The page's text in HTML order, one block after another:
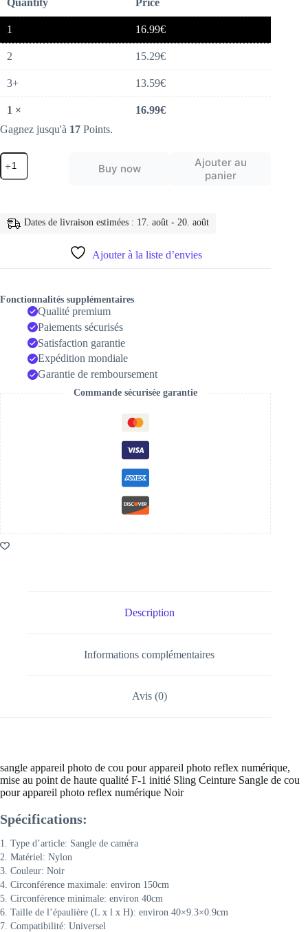
Quantity Price
1 16.99€
2 15.29€
3+ 13.59€
1 × 16.99€
Gagnez jusqu'à 17 Points.
quantité
de
sangle
cou
Buy now
Ajouter au
panier
Dates de livraison estimées : 17. août - 20. août
Ajouter à la liste d’envies
Fonctionnalités supplémentaires
Qualité premium
Paiements sécurisés
Satisfaction garantie
Expédition mondiale
Garantie de remboursement
Commande sécurisée garantie
Description
Informations complémentaires
Avis (0)
sangle appareil photo de cou pour appareil photo reflex numérique,
mise au point de haute qualité F-1 initié Sling Ceinture Sangle de cou
pour appareil photo reflex numérique Noir
Spécifications:
1. Type d’article: Sangle de caméra
2. Matériel: Nylon
3. Couleur: Noir
4. Circonférence maximale: environ 150cm
5. Circonférence minimale: environ 40cm
6. Taille de l’épaulière (L x l x H): environ 40×9.3×0.9cm
7. Compatibilité: Universel